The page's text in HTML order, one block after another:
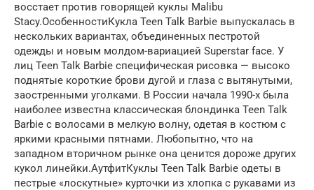
восстает против говорящей куклы Malibu
Stacy.ОсобенностиКукла Teen Talk Barbie выпускалась в
нескольких вариантах, объединенных пестротой
одежды и новым молдом-вариацией Superstar face. У
лиц Teen Talk Barbie специфическая рисовка — высоко
поднятые короткие брови дугой и глаза с вытянутыми,
заостренными уголками. В России начала 1990-х была
наиболее известна классическая блондинка Teen Talk
Barbie с волосами в мелкую волну, одетая в костюм с
яркими красными пятнами. Любопытно, что на
западном вторичном рынке она ценится дороже других
кукол линейки.АутфитКуклы Teen Talk Barbie одеты в
пестрые «лоскутные» курточки из хлопка с рукавами из